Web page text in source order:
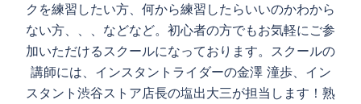
クを練習したい方、何から練習したらいいのかわから
ない方、、、などなど。初心者の方でもお気軽にご参
加いただけるスクールになっております。スクールの
講師には、インスタントライダーの金澤 潼歩、イン
スタント渋谷ストア店長の塩出大三が担当します！熟